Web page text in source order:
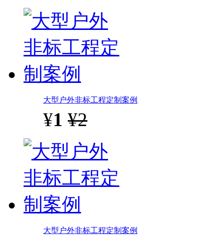
大型户外非标工程定制案例
¥1 ¥2
大型户外非标工程定制案例